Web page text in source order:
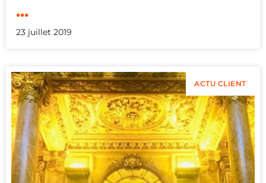
...
23 juillet 2019
ACTU CLIENT